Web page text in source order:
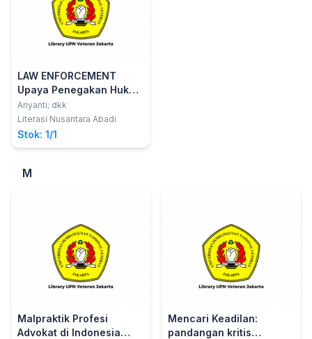
LAW ENFORCEMENT
Upaya Penegakan Hukum
Kasus-Kasus
Pembunuhan di
Indonesia
Ariyanti; dkk
Literasi Nusantara Abadi
Stok: 1/1
M
Malpraktik Profesi
Advokat di Indonesia
Mencari Keadilan:
pandangan kritis